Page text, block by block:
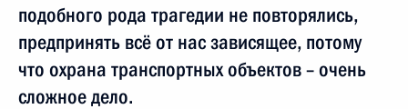
подобного рода трагедии не повторялись,
предпринять всё от нас зависящее, потому
что охрана транспортных объектов – очень
сложное дело.